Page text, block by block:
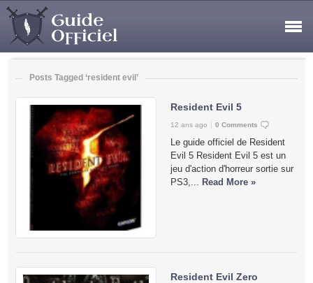
Posts Tagged ‘resident evil’
Resident Evil 5
12 ans ago 0 Comments
Le guide officiel de Resident
Evil 5 Resident Evil 5 est un
jeu d'action d'horreur sortie sur
PS3,... Read More »
Resident Evil Zero